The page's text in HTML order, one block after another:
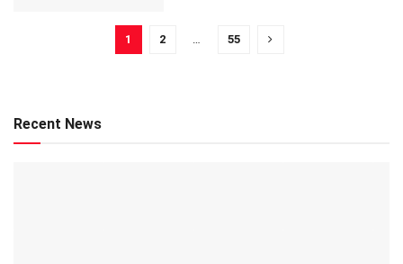
1 2 … 55
Recent News